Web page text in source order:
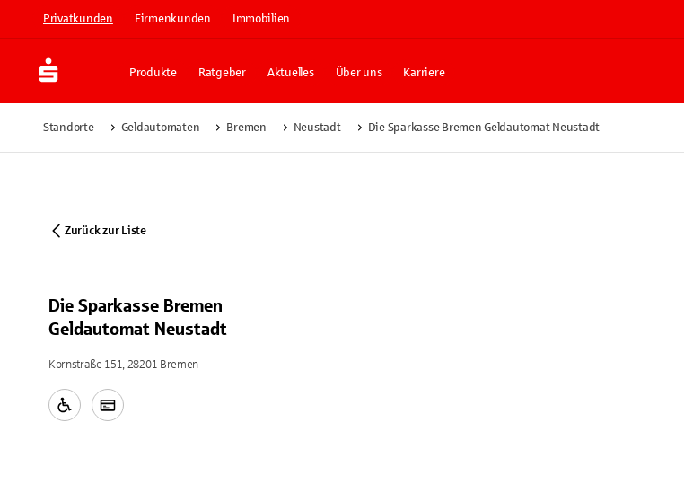
Privatkunden Firmenkunden Immobilien
Produkte Ratgeber Aktuelles Über uns Karriere
Standorte Geldautomaten Bremen Neustadt Die Sparkasse Bremen Geldautomat Neustadt
Zurück zur Liste
Die Sparkasse Bremen
Geldautomat Neustadt
Kornstraße 151, 28201 Bremen